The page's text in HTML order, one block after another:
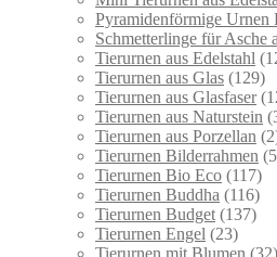
Pyramidenförmige Urnen
Schmetterlinge für Asche
Tierurnen aus Edelstahl
Tierurnen aus Glas (129)
Tierurnen aus Glasfaser
Tierurnen aus Naturstein
Tierurnen aus Porzellan
Tierurnen Bilderrahmen
Tierurnen Bio Eco (117)
Tierurnen Buddha (116)
Tierurnen Budget (137)
Tierurnen Engel (23)